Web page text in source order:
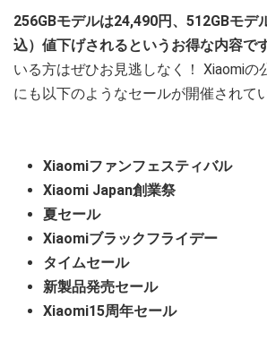
256GBモデルは24,490円、512GBモデ
込）値下げされるというお得な内容で
いる方はぜひお見逃しなく！ Xiaomiの
にも以下のようなセールが開催されて
Xiaomiファンフェスティバル
Xiaomi Japan創業祭
夏セール
Xiaomiブラックフライデー
タイムセール
新製品発売セール
Xiaomi15周年セール